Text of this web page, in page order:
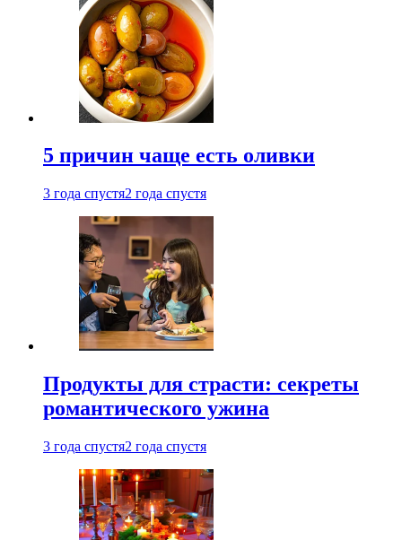
5 причин чаще есть оливки
3 года спустя2 года спустя
Продукты для страсти: секреты
романтического ужина
3 года спустя2 года спустя